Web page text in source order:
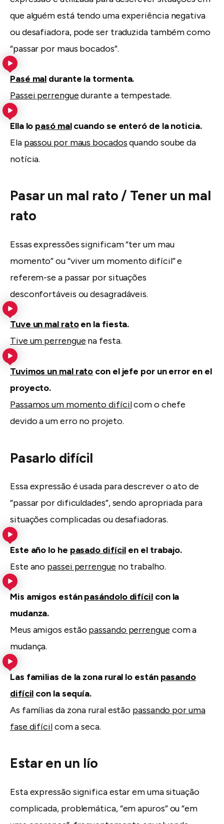
que alguém está tendo uma experiência negativa
ou desafiadora, pode ser traduzida também como
“passar por maus bocados”.
Pasé mal durante la tormenta.
Passei perrenguedurante a tempestade.
Ella lo pasó malcuando se enteró de la noticia.
Ela passou por maus bocadosquando soube da
notícia.
Pasar un mal rato / Tener un mal
rato
Essas expressões significam “ter um mau
momento” ou “viver um momento difícil” e
referem-se a passar por situações
desconfortáveis ou desagradáveis.
Tuve un mal ratoen la fiesta.
Tive um perrengue na festa.
Tuvimos un mal rato con el jefe por un error en el
proyecto.
Passamos um momento difícilcom o chefe
devido a um erro no projeto.
Pasarlo difícil
Essa expressão é usada para descrever o ato de
“passar por dificuldades”, sendo apropriada para
situações complicadas ou desafiadoras.
Este año lo he pasado difícil en el trabajo.
Este ano passei perrengue no trabalho.
Mis amigos estánpasándolo difícilcon la
mudanza.
Meus amigos estãopassando perrengue com a
mudança.
Las familias de la zona rural lo están pasando
difícil con la sequía.
As famílias da zona rural estão passando por uma
fase difícilcom a seca.
Estar en un lío
Esta expressão significa estar em uma situação
complicada, problemática, “em apuros” ou “em